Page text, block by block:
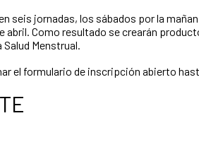
seis jornadas, los sábados por la
abril. Como resultado se crearán
Salud Menstrual.
el formulario de inscripción abierto